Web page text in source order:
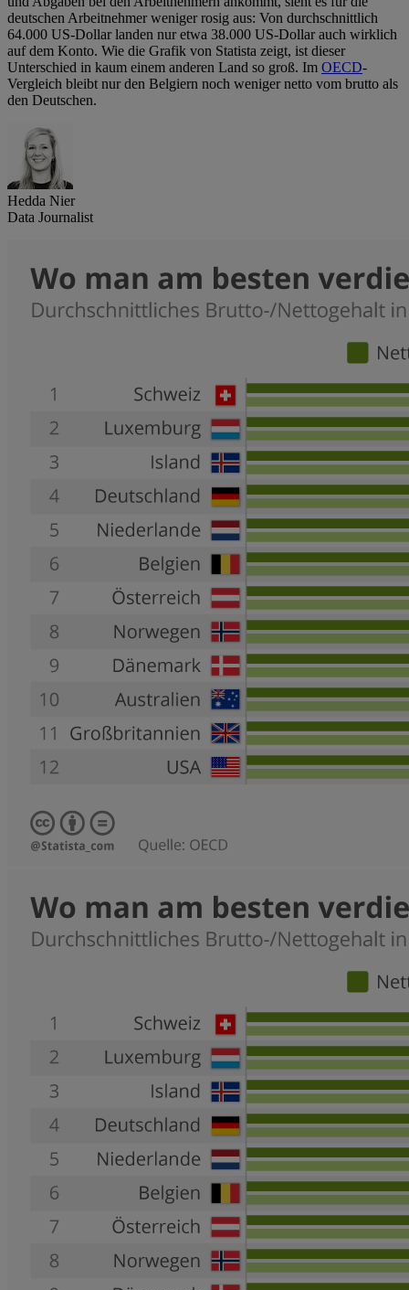
deutschen Arbeitnehmer weniger rosig aus: Von durchschnittlich
64.000 US-Dollar landen nur etwa 38.000 US-Dollar auch wirklich
auf dem Konto. Wie die Grafik von Statista zeigt, ist dieser
Unterschied in kaum einem anderen Land so groß. Im OECD-
Vergleich bleibt nur den Belgiern noch weniger netto vom brutto als
den Deutschen.
Hedda Nier
Data Journalist